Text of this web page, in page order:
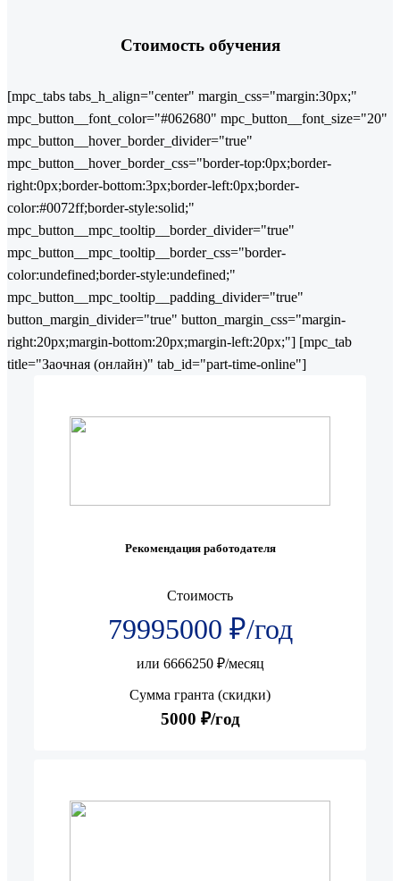
Стоимость обучения
[mpc_tabs tabs_h_align="center" margin_css="margin:30px;"
mpc_button__font_color="#062680" mpc_button__font_size="20"
mpc_button__hover_border_divider="true"
mpc_button__hover_border_css="border-top:0px;border-
right:0px;border-bottom:3px;border-left:0px;border-
color:#0072ff;border-style:solid;"
mpc_button__mpc_tooltip__border_divider="true"
mpc_button__mpc_tooltip__border_css="border-
color:undefined;border-style:undefined;"
mpc_button__mpc_tooltip__padding_divider="true"
button_margin_divider="true" button_margin_css="margin-
right:20px;margin-bottom:20px;margin-left:20px;"] [mpc_tab
title="Заочная (онлайн)" tab_id="part-time-online"]
Рекомендация работодателя
Стоимость
79995000 ₽/год
или 6666250 ₽/месяц
Сумма гранта (скидки)
5000 ₽/год